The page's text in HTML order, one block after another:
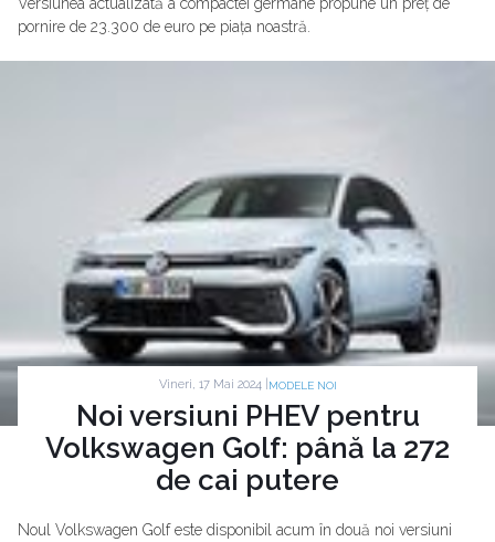
Versiunea actualizată a compactei germane propune un preț de
pornire de 23.300 de euro pe piața noastră.
Vineri, 17 Mai 2024 | MODELE NOI
Noi versiuni PHEV pentru
Volkswagen Golf: până la 272
de cai putere
Noul Volkswagen Golf este disponibil acum în două noi versiuni